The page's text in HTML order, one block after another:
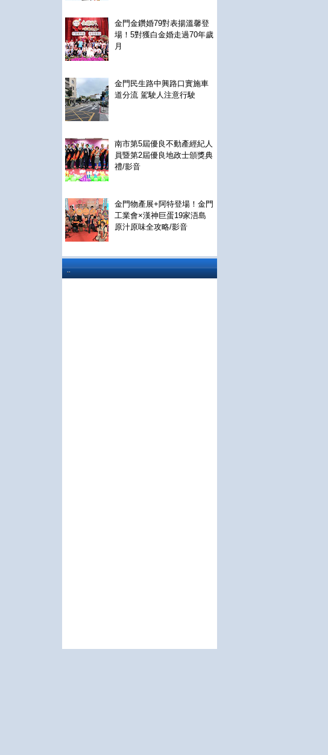
金門金鑽婚79對表揚溫馨登
場！5對獲白金婚走過70年歲
月
金門民生路中興路口實施車
道分流 駕駛人注意行駛
南市第5屆優良不動產經紀人
員暨第2屆優良地政士頒獎典
禮/影音
金門物產展+阿特登場！金門
工業會×漢神巨蛋19家浯島
原汁原味全攻略/影音
..